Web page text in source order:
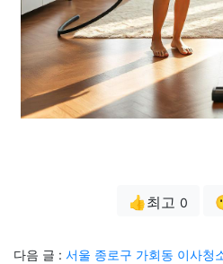
👍최고 0
다음 글 : 서울 종로구 가회동 이사청